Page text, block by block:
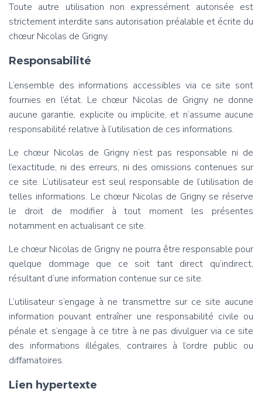
Toute autre utilisation non expressément autorisée est
strictement interdite sans autorisation préalable et écrite du
chœur Nicolas de Grigny.
Responsabilité
L’ensemble des informations accessibles via ce site sont
fournies en l’état. Le chœur Nicolas de Grigny ne donne
aucune garantie, explicite ou implicite, et n’assume aucune
responsabilité relative à l’utilisation de ces informations.
Le chœur Nicolas de Grigny n’est pas responsable ni de
l’exactitude, ni des erreurs, ni des omissions contenues sur
ce site. L’utilisateur est seul responsable de l’utilisation de
telles informations. Le chœur Nicolas de Grigny se réserve
le droit de modifier à tout moment les présentes
notamment en actualisant ce site.
Le chœur Nicolas de Grigny ne pourra être responsable pour
quelque dommage que ce soit tant direct qu’indirect,
résultant d’une information contenue sur ce site.
L’utilisateur s’engage à ne transmettre sur ce site aucune
information pouvant entraîner une responsabilité civile ou
pénale et s’engage à ce titre à ne pas divulguer via ce site
des informations illégales, contraires à l’ordre public ou
diffamatoires.
Lien hypertexte